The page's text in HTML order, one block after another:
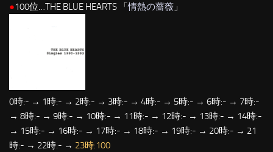
●100位…THE BLUE HEARTS 「情熱の薔薇 」
0時:- → 1時:- → 2時:- → 3時:- → 4時:- → 5時:- → 6時:- → 7時:-
→ 8時:- → 9時:- → 10時:- → 11時:- → 12時:- → 13時:- → 14時:-
→ 15時:- → 16時:- → 17時:- → 18時:- → 19時:- → 20時:- → 21
時:- → 22時:- → 23時:100